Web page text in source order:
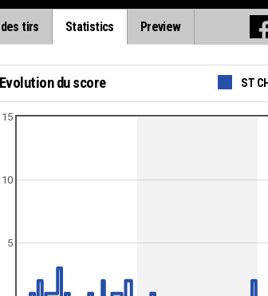
tirs Statistics Preview
Evolution du score
5
10
15